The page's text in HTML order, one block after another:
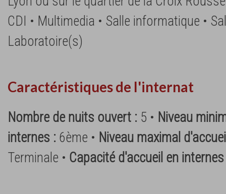
CDI • Multimedia • Salle informatique •
Laboratoire(s)
Caractéristiques de l'internat
Nombre de nuits ouvert : 5 • Niveau
internes : 6ème • Niveau maximal
Terminale • Capacité d'accueil en